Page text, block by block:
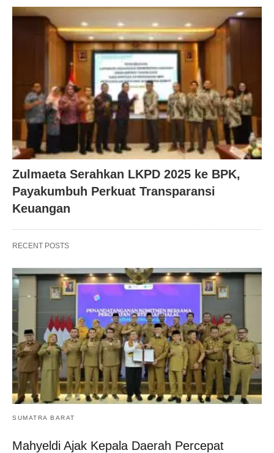
Zulmaeta Serahkan LKPD 2025 ke BPK,
Payakumbuh Perkuat Transparansi
Keuangan
RECENT POSTS
SUMATRA BARAT
Mahyeldi Ajak Kepala Daerah Percepat